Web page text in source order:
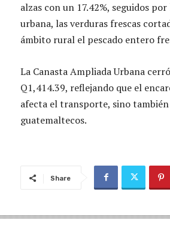
alzas con un 17.42%, seguidos
urbana, las verduras frescas
ámbito rural el pescado entero
La Canasta Ampliada Urbana
Q1,414.39, reflejando que el
afecta el transporte, sino también
guatemaltecos.
Share